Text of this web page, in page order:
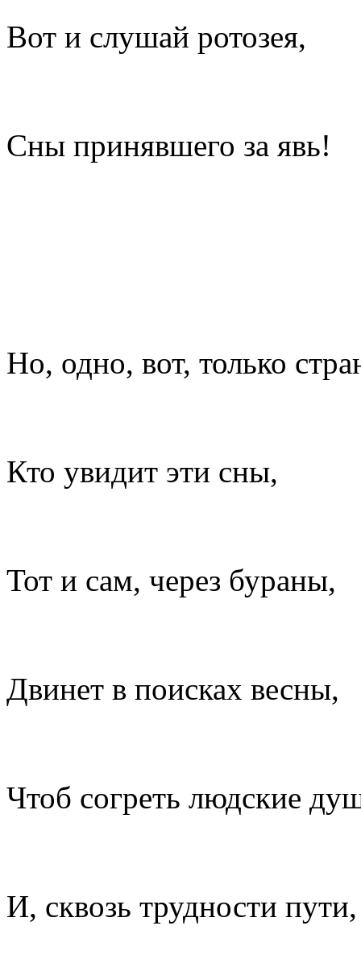
Вот и слушай ротозея,
Сны принявшего за явь!
Но, одно, вот, только
Кто увидит эти сны,
Тот и сам, через бураны,
Двинет в поисках весны,
Чтоб согреть людские
И, сквозь трудности пути,